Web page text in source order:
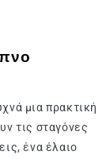
μια πρακτική
τις σταγόνες
ένα έλαιο